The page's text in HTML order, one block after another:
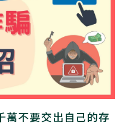
萬不要交出自己的存